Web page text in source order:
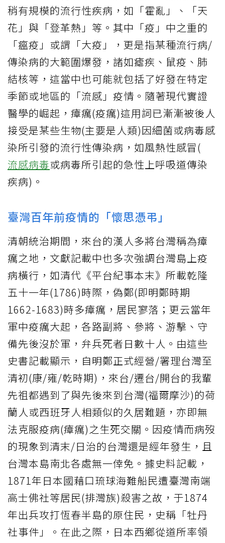
稍有規模的流行性疾病，如「霍亂」、「天
花」與「登革熱」等。其中「疫」中之重的
「瘟疫」或謂「大疫」，更是指某種流行病/
傳染病的大範圍爆發，諸如瘧疾、鼠疫、肺
結核等，這當中也可能就包括了好發在特定
季節或地區的「流感」疫情。隨著現代實證
醫學的崛起，瘴癘(疫癘)這用詞已漸漸被後人
接受是某些生物(主要是人類)因細菌或病毒感
染所引發的流行性傳染病，如風熱性感冒(
流感病毒或病毒所引起的急性上呼吸道傳染
疾病)。
臺灣百年前疫情的「懷思憑弔」
清朝統治期間，來台的漢人多將台灣稱為瘴
癘之地，文獻記載中也多次強調台灣島上疫
病橫行，如清代《平台紀事本末》所載乾隆
五十一年(1786)時際，偽鄭(即明鄭時期
1662-1683)時多瘴癘，居民寥落；更云當年
軍中疫癘大起，各路副將、參將、游擊、守
備先後沒於軍，弁兵死者日數十人。由這些
史書記載顯示，自明鄭正式經營/署理台灣至
清初(康/雍/乾時期)，來台/遷台/開台的我輩
先祖都遇到了與先後來到台灣(福爾摩沙)的荷
蘭人或西班牙人相類似的久居難題，亦即無
法克服疫病(瘴癘)之生死交關。因疫情而病歿
的現象到清末/日治的台灣還是經年發生，且
台灣本島南北各處無一倖免。據史料記載，
1871年日本國藉口琉球海難船民遭臺灣南端
高士佛社等居民(排灣族)殺害之故，于1874
年出兵攻打恆春半島的原住民，史稱「牡丹
社事件」。在此之際，日本西鄉從道所率領